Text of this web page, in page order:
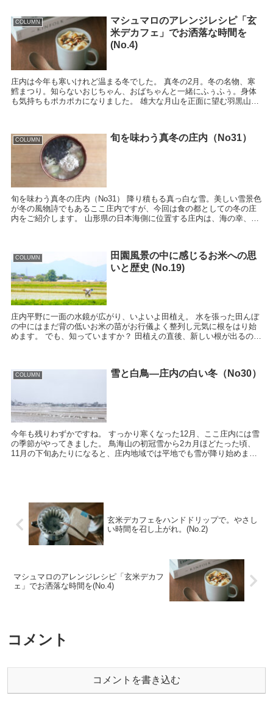
COLUMN
マシュマロのアレンジレシピ「玄
米デカフェ」でお洒落な時間を
(No.4)
庄内は今年も寒いけれど温まる冬でした。 真冬の2月。冬の名物、寒
鱈まつり。知らないおじちゃん、おばちゃんと一緒にふぅふぅ。身体
も気持ちもポカポカになりました。 雄大な月山を正面に望む羽黒山ス
COLUMN 旬を味わう真冬の庄内（No31）
旬を味わう真冬の庄内（No31） 降り積もる真っ白な雪。美しい雪景色
が冬の風物詩でもあるここ庄内ですが、今回は食の都としての冬の庄
内をご紹介します。 山形県の日本海側に位置する庄内は、海の幸、山
COLUMN
田園風景の中に感じるお米への思
いと歴史 (No.19)
庄内平野に一面の水鏡が広がり、いよいよ田植え。 水を張った田んぼ
の中にはまだ背の低いお米の苗がお行儀よく整列し元気に根をはり始
めます。 でも、知っていますか？ 田植えの直後、新しい根が出るのを
COLUMN 雪と白鳥―庄内の白い冬（No30）
今年も残りわずかですね。 すっかり寒くなった12月、ここ庄内には雪
の季節がやってきました。 鳥海山の初冠雪から2カ月ほどたった頃、
11月の下旬あたりになると、庄内地域では平地でも雪が降り始めま
玄米デカフェをハンドドリップで。やさし
い時間を召し上がれ。(No.2)
マシュマロのアレンジレシピ「玄米デカフ
ェ」でお洒落な時間を(No.4)
コメント
コメントを書き込む